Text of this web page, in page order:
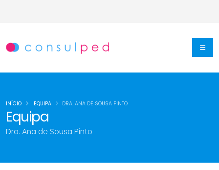
Equipa
Dra. Ana de Sousa Pinto
INÍCIO EQUIPA DRA. ANA DE SOUSA PINTO